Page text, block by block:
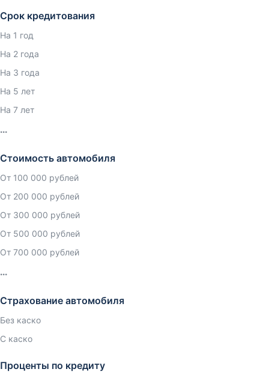
Срок кредитования
На 1 год
На 2 года
На 3 года
На 5 лет
На 7 лет
Стоимость автомобиля
От 100 000 рублей
От 200 000 рублей
От 300 000 рублей
От 500 000 рублей
От 700 000 рублей
Страхование автомобиля
Без каско
С каско
Проценты по кредиту